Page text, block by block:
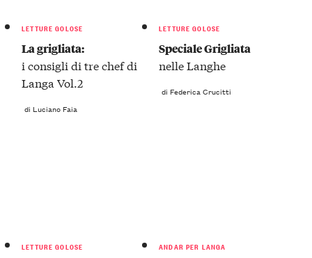
LETTURE GOLOSE
La grigliata:
i consigli di tre chef di
Langa Vol.2
di Luciano Faia
LETTURE GOLOSE
Speciale Grigliata
nelle Langhe
di Federica Crucitti
LETTURE GOLOSE ANDAR PER LANGA